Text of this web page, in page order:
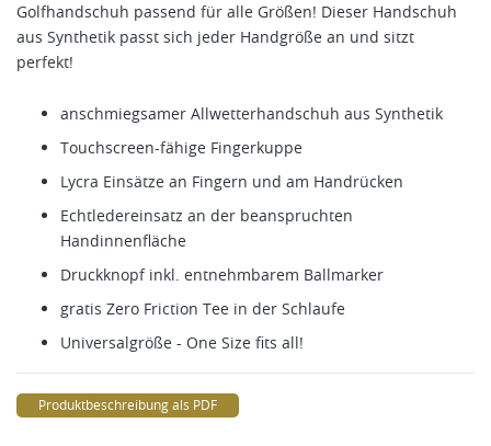
Golfhandschuh passend für alle Größen! Dieser Handschuh
aus Synthetik passt sich jeder Handgröße an und sitzt
perfekt!
anschmiegsamer Allwetterhandschuh aus Synthetik
Touchscreen-fähige Fingerkuppe
Lycra Einsätze an Fingern und am Handrücken
Echtledereinsatz an der beanspruchten
Handinnenfläche
Druckknopf inkl. entnehmbarem Ballmarker
gratis Zero Friction Tee in der Schlaufe
Universalgröße - One Size fits all!
Produktbeschreibung als PDF